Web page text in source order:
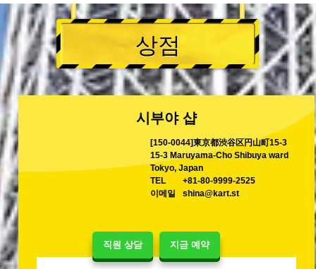
직원 상담 지금 예약
상점
시부야 샵
[150-0044]東京都渋谷区円山町15-3
15-3 Maruyama-Cho Shibuya ward
Tokyo, Japan
TEL
+81-80-9999-2525
이메일
shina@kart.st